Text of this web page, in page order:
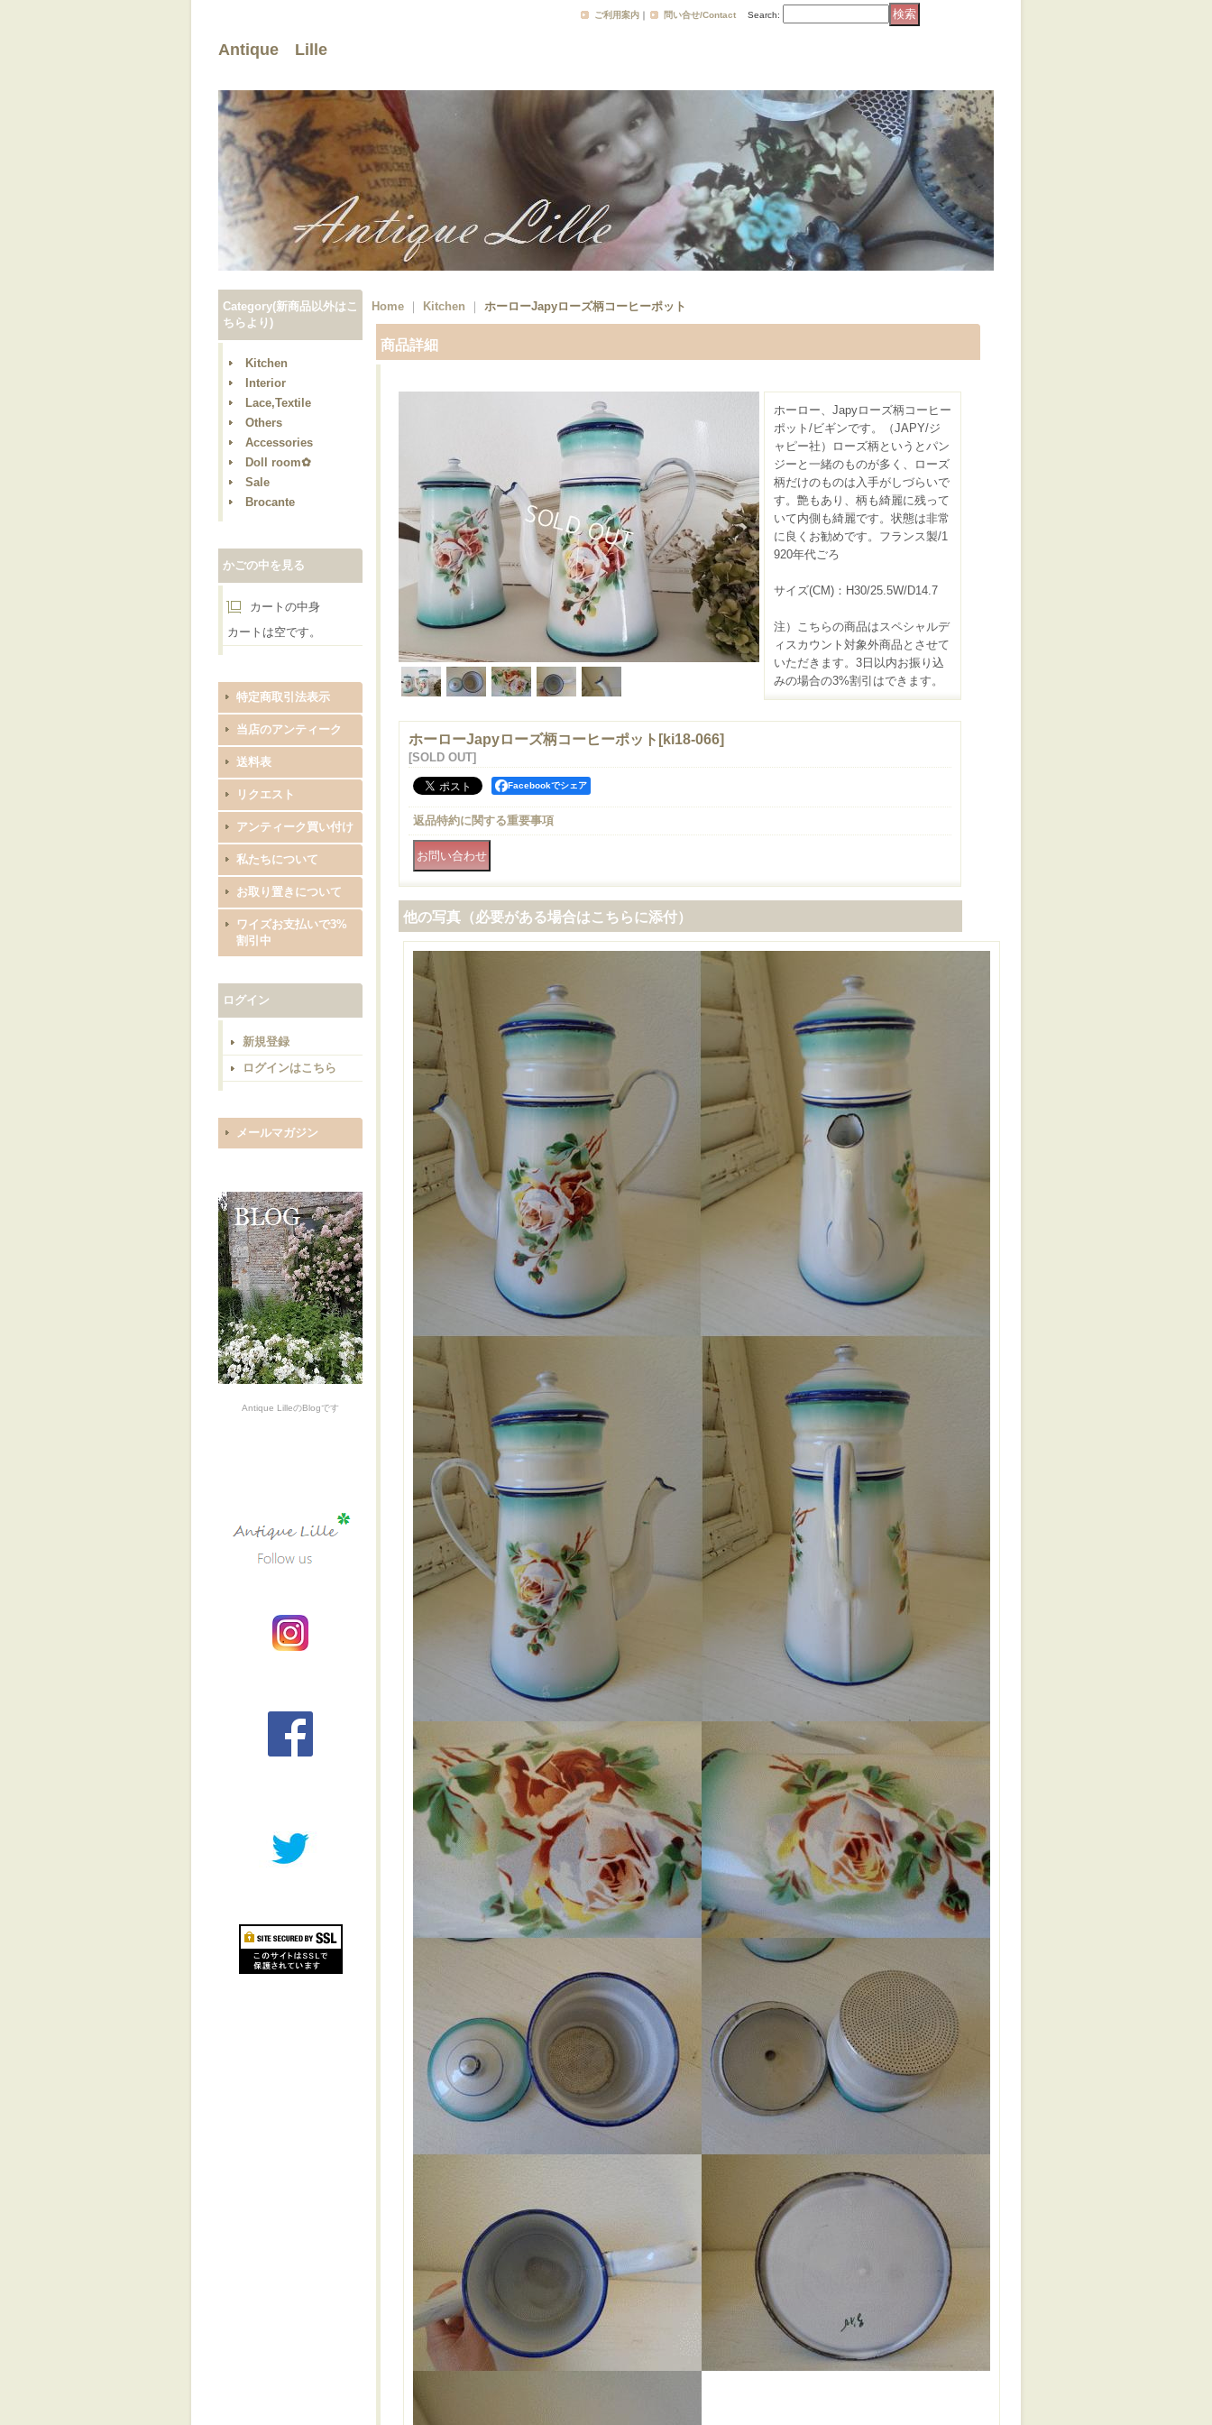
Antique Lille
ご利用案内 ｜ 問い合せ/Contact Search:
Category(新商品以外はこ
ちらより)
Kitchen
Interior
Lace,Textile
Others
Accessories
Doll room✿
Sale
Brocante
かごの中を見る
カートの中身
カートは空です。
特定商取引法表示
当店のアンティーク
送料表
リクエスト
アンティーク買い付け
私たちについて
お取り置きについて
ワイズお支払いで3%
割引中
ログイン
新規登録
ログインはこちら
メールマガジン
Antique LilleのBlogです
Home Kitchen ホーローJapyローズ柄コーヒーポット
商品詳細
ホーロー、Japyローズ柄コーヒー
ポット/ビギンです。（JAPY/ジ
ャピー社）ローズ柄というとパン
ジーと一緒のものが多く、ローズ
柄だけのものは入手がしづらいで
す。艶もあり、柄も綺麗に残って
いて内側も綺麗です。状態は非常
に良くお勧めです。フランス製/1
920年代ごろ
サイズ(CM)：H30/25.5W/D14.7
注）こちらの商品はスペシャルデ
ィスカウント対象外商品とさせて
いただきます。3日以内お振り込
みの場合の3%割引はできます。
ホーローJapyローズ柄コーヒーポット [ki18-066]
[SOLD OUT]
Facebookでシェア
返品特約に関する重要事項
他の写真（必要がある場合はこちらに添付）